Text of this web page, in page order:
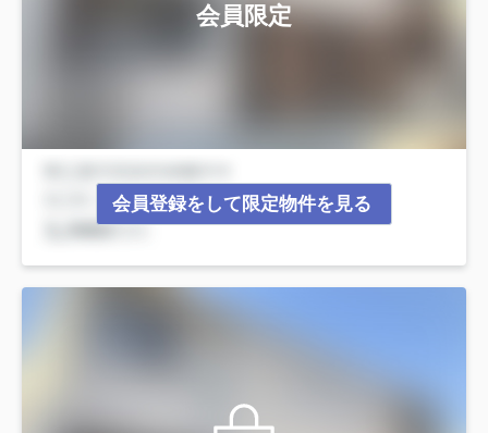
会員限定
会員登録をして限定物件を見る